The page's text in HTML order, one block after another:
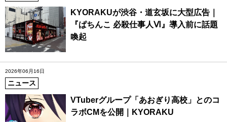
KYORAKUが渋谷・道玄坂に大型広告｜
『ぱちんこ 必殺仕事人Ⅵ』導入前に話題
喚起
2026年06月16日
ニュース
VTuberグループ「あおぎり高校」とのコ
ラボCMを公開｜KYORAKU